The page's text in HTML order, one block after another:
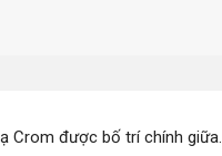
Crom được bố trí chính giữa.